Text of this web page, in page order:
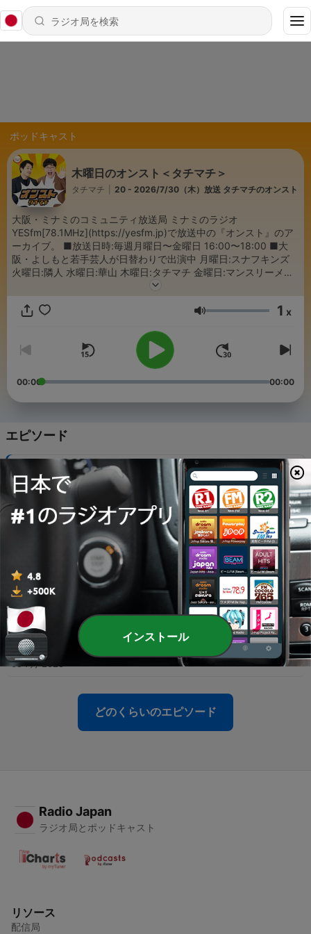
ポッドキャスト
木曜日のオンスト＜タチマチ＞
タチマチ 20 - 2026/7/30（木）放送 タチマチのオンスト
大阪・ミナミのコミュニティ放送局 ミナミのラジオ
YESfm[78.1MHz](https://yesfm.jp)で放送中の『オンスト』のア
ーカイブ。 ■放送日時:毎週月曜日〜金曜日 16:00〜18:00 ■大
阪・よしもと若手芸人が日替わりで出演中 月曜日:スナフキンズ
火曜日:隣人 水曜日:華山 木曜日:タチマチ 金曜日:マンスリーメン
音量 1 x
00:00 00:00
エピソード
2026/7/30（木）放送 タチマチのオンスト
02 8月 2026
19 - 2026/7/23（木）放送 タチマチのオンスト
2026/7/16（木）放送 タチマチのオンスト
19 7月 2026
2026/7/9（木）放送 タチマチのオンスト
12 7月 2026
15 - 2026/7/2（木）放送 タチマチのオンスト
05 7月 2026
どのくらいのエピソード
Radio Japan
ラジオ局とポッドキャスト
リソース
配信局
インストール